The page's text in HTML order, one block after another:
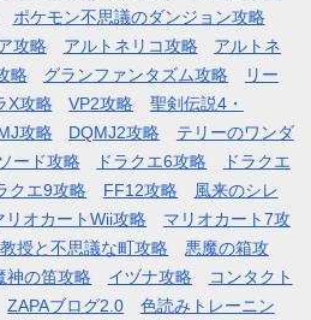
ポケモン不思議のダンジョン攻略
攻略
アルトネリコ攻略
アルトネ
略 グランファンタズム攻略
リー
X攻略 VP2攻略
聖剣伝説4・
攻略 DQMJ2攻略
テリーのワンダ
ード攻略 ドラクエ6攻略
ドラクエ
クエ9攻略 FF12攻略
風来のシレ
リオカートWii攻略
マリオカート7攻
授と不思議な町攻略
悪魔の箱攻
神の笛攻略 イヅナ攻略
コンタクト
ZAPAブログ2.0 色読みトレーニン